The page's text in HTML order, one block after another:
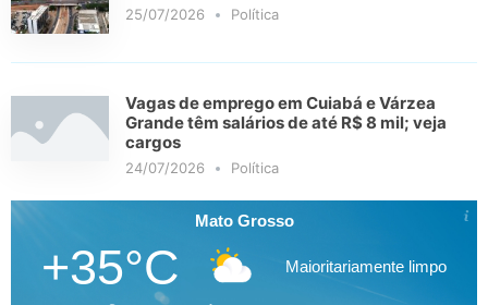
25/07/2026 Política
Vagas de emprego em Cuiabá e Várzea
Grande têm salários de até R$ 8 mil; veja
cargos
24/07/2026 Política
Mato Grosso
+35°C Maioritariamente limpo